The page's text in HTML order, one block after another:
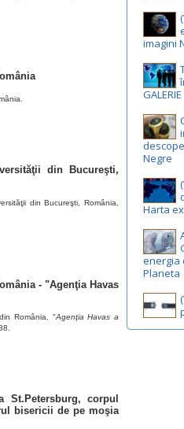
din Bucureşti,
din Bucureşti, România,
- "Agenţia Havas
România. "Agenţia Havas a
corpul
bisericii de pe moşia
imagini
Negre
Harta
energia
Planeta